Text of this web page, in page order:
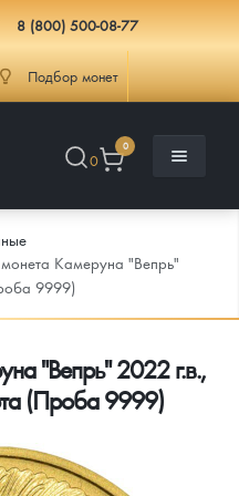
8 (800) 500-08-77
Подбор монет
0
0
Камеруна "Вепрь"
9999)
"Вепрь" 2022 г.в.,
(Проба 9999)